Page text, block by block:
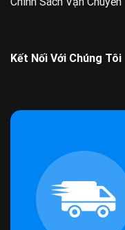
Kết Nối Với Chúng Tôi